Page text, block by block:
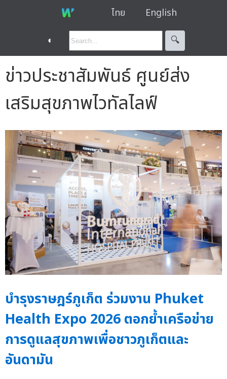
ไทย English
◐ 🔍︎
ข่าวประชาสัมพันธ์ ศูนย์ส่ง
เสริมสุขภาพไวทัลไลฟ์
บำรุงราษฎร์ภูเก็ต ร่วมงาน Phuket
Health Expo 2026 ตอกย้ำเครือข่าย
การดูแลสุขภาพเพื่อชาวภูเก็ตและ
อันดามัน